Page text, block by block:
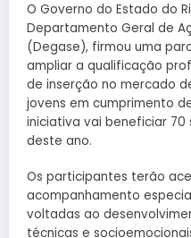
O Governo do Estado do
Departamento Geral de
(Degase), firmou uma
ampliar a qualificação
de inserção no mercado
jovens em cumprimento
iniciativa vai beneficiar
deste ano.
Os participantes terão
acompanhamento
voltadas ao
técnicas e